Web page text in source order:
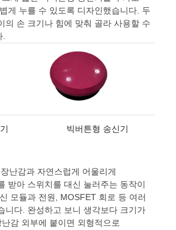
게 누를 수 있도록 디자인했습니다. 두
의 손 크기나 힘에 맞춰 골라 사용할 수
.
빅버튼형 송신기
난감과 자연스럽게 어울리게
받아 스위치를 대신 눌러주는 동작이
모듈과 전원, MOSFET 회로 등 여러
니다. 완성하고 보니 생각보다 크기가
감 외부에 붙이면 외형적으로